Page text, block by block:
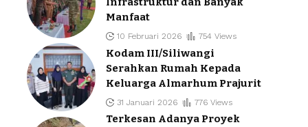
Manfaat
10 Februari 2026 754 Views
Kodam III/Siliwangi
Serahkan Rumah Kepada
Keluarga Almarhum Prajurit
31 Januari 2026 776 Views
Terkesan Adanya Proyek